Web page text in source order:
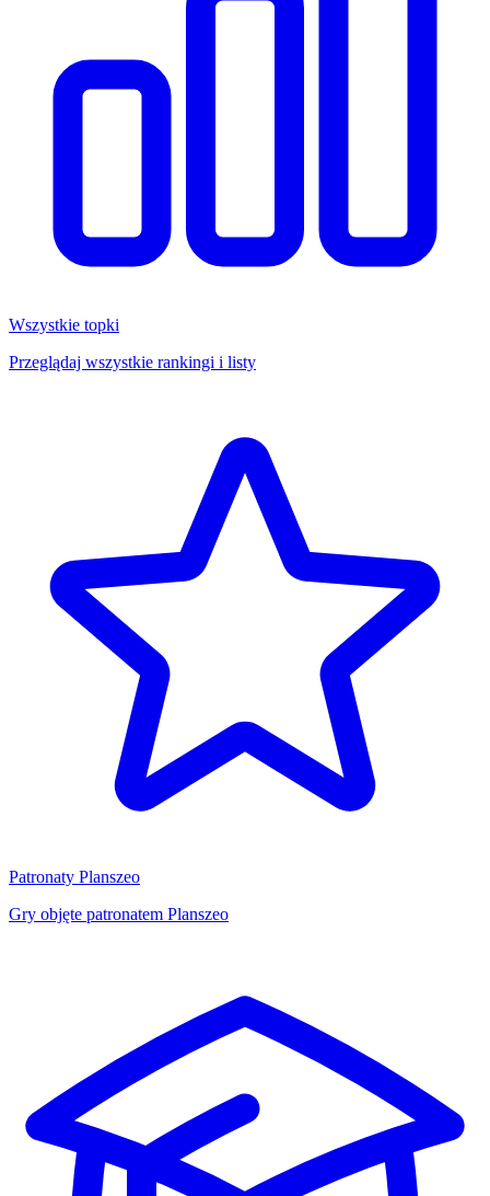
Wszystkie topki
Przeglądaj wszystkie rankingi i listy
Patronaty Planszeo
Gry objęte patronatem Planszeo